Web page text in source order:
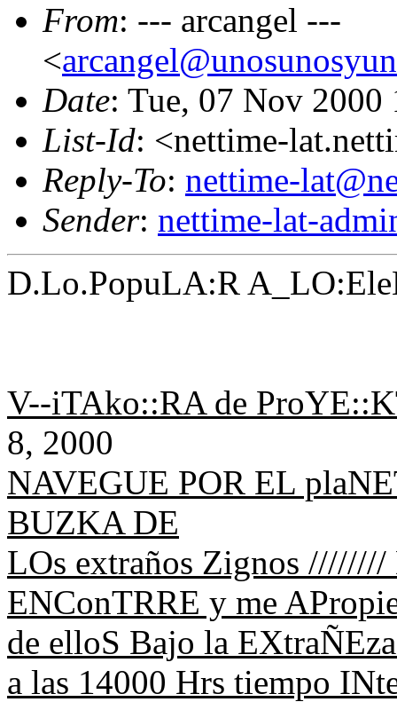
From: --- arcangel ---
<
Date: Tue, 07 Nov
List-Id: <nettime-
Reply-To: nettime-
Sender: nettime-lat-
D.Lo.PopuLA:R
V--iTAko::RA de
8, 2000
NAVEGUE POR EL
BUZKA DE
LOs extraños Zignos
ENConTRRE y me
de elloS Bajo la
a las 14000 Hrs tiempo